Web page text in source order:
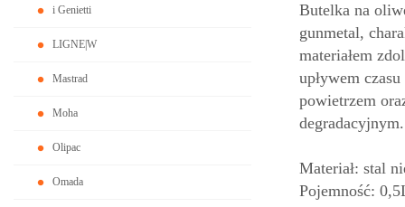
i Genietti
LIGNE|W
Mastrad
Moha
Olipac
Omada
Butelka na
gunmetal,
materiałem
upływem
powietrzem
Materiał: stal
Pojemność: